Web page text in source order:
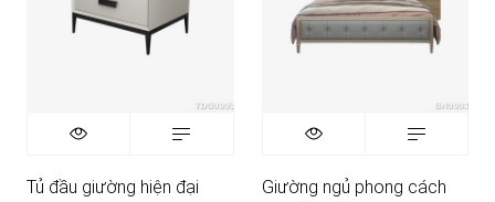
Tủ đầu giường hiện đại
Giường ngủ phong cách